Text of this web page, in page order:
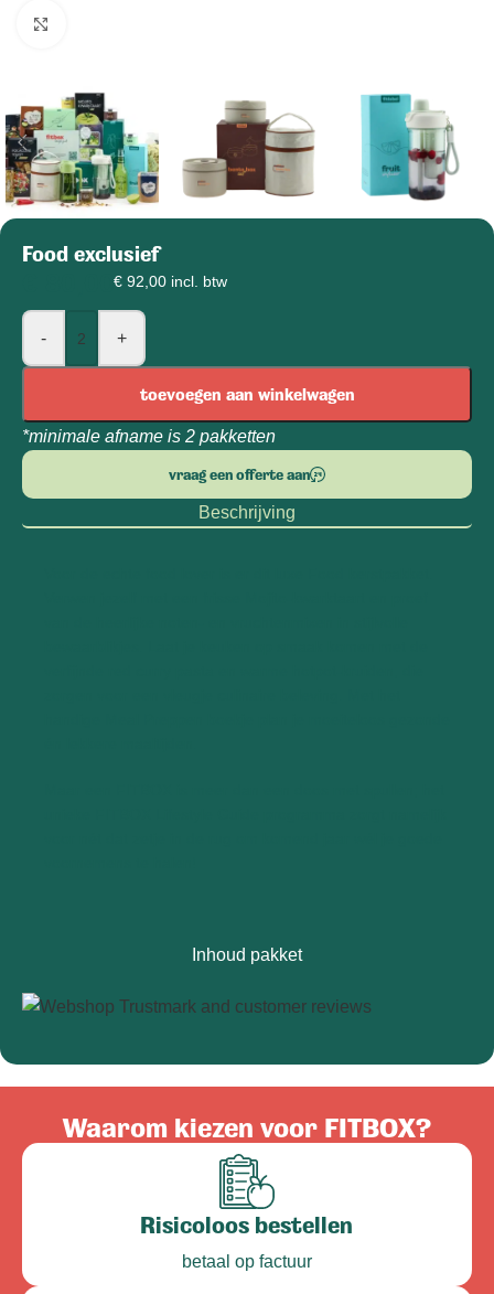
Food exclusief
80,00€92,00 incl. btw
- +
toevoegen aan winkelwagen
*minimale afname is 2 pakketten
vraag een offerte aan
Beschrijving
Inhoud pakket
Waarom kiezen voor FITBOX?
Risicoloos bestellen
betaal op factuur